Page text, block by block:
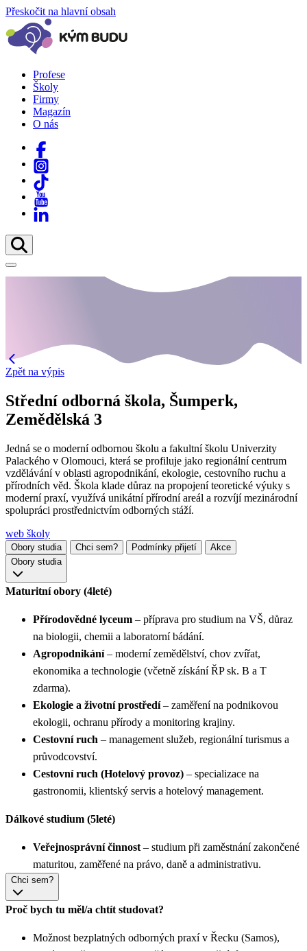
Přeskočit na hlavní obsah
Profese
Školy
Firmy
Magazín
O nás
Zpět na výpis
Střední odborná škola, Šumperk,
Zemědělská 3
Jedná se o moderní odbornou školu a fakultní školu Univerzity
Palackého v Olomouci, která se profiluje jako regionální centrum
vzdělávání v oblasti agropodnikání, ekologie, cestovního ruchu a
přírodních věd. Škola klade důraz na propojení teoretické výuky s
moderní praxí, využívá unikátní přírodní areál a rozvíjí mezinárodní
spolupráci prostřednictvím odborných stáží.
web školy
Obory studia Chci sem? Podmínky přijetí
Akce
Obory studia
Maturitní obory (4leté)
Přírodovědné lyceum – příprava pro studium na VŠ, důraz
na biologii, chemii a laboratorní bádání.
Agropodnikání– moderní zemědělství, chov zvířat,
ekonomika a technologie (včetně získání ŘP sk. B a T
zdarma).
Ekologie a životní prostředí– zaměření na podnikovou
ekologii, ochranu přírody a monitoring krajiny.
Cestovní ruch – management služeb, regionální turismus a
průvodcovství.
Cestovní ruch (Hotelový provoz) – specializace na
gastronomii, klientský servis a hotelový management.
Dálkové studium (5leté)
Veřejnosprávní činnost – studium při zaměstnání zakončené
maturitou, zaměřené na právo, daně a administrativu.
Chci sem?
Proč bych tu měl/a chtít studovat?
Možnost bezplatných odborných praxí v Řecku (Samos),